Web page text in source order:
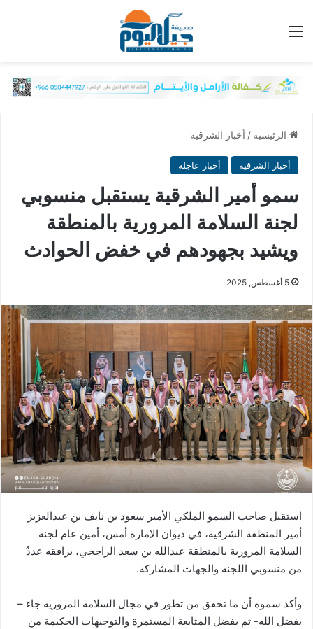
الرئيسية / أخبار الشرقية
أخبار الشرقية أخبار عاجلة
سمو أمير الشرقية يستقبل منسوبي
لجنة السلامة المرورية بالمنطقة
ويشيد بجهودهم في خفض الحوادث
5 أغسطس, 2025
استقبل صاحب السمو الملكي الأمير سعود بن نايف بن عبدالعزيز
أمير المنطقة الشرقية، في ديوان الإمارة أمس، أمين عام لجنة
السلامة المرورية بالمنطقة عبدالله بن سعد الراجحي، يرافقه عددٌ
من منسوبي اللجنة والجهات المشاركة.
وأكد سموه أن ما تحقق من تطور في مجال السلامة المرورية جاء –
بفضل الله- ثم بفضل المتابعة المستمرة والتوجيهات الحكيمة من